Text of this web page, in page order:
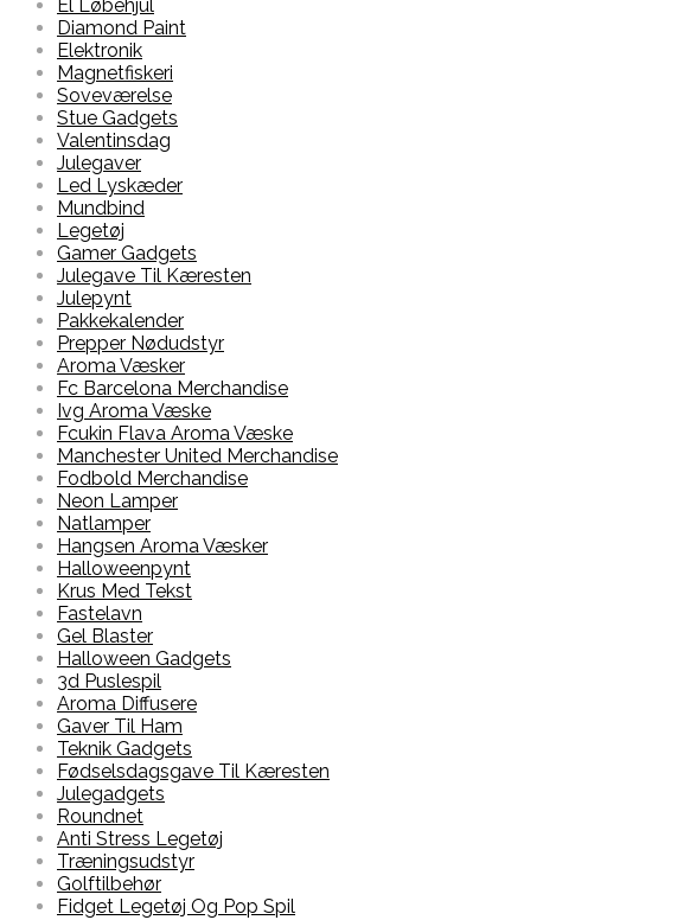
El Løbehjul
Diamond Paint
Elektronik
Magnetfiskeri
Soveværelse
Stue Gadgets
Valentinsdag
Julegaver
Led Lyskæder
Mundbind
Legetøj
Gamer Gadgets
Julegave Til Kæresten
Julepynt
Pakkekalender
Prepper Nødudstyr
Aroma Væsker
Fc Barcelona Merchandise
Ivg Aroma Væske
Fcukin Flava Aroma Væske
Manchester United Merchandise
Fodbold Merchandise
Neon Lamper
Natlamper
Hangsen Aroma Væsker
Halloweenpynt
Krus Med Tekst
Fastelavn
Gel Blaster
Halloween Gadgets
3d Puslespil
Aroma Diffusere
Gaver Til Ham
Teknik Gadgets
Fødselsdagsgave Til Kæresten
Julegadgets
Roundnet
Anti Stress Legetøj
Træningsudstyr
Golftilbehør
Fidget Legetøj Og Pop Spil